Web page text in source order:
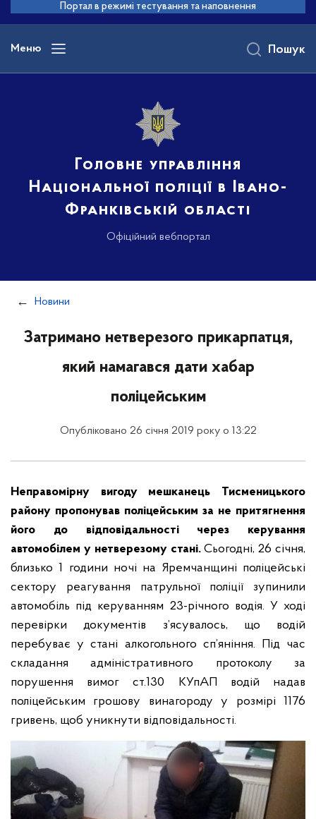
основного
вмісту
Портал в режимі тестування та наповнення
Меню
Головне управління
Національної поліції в Івано-
Франківській області
Офіційний вебпортал
Пошук
Новини
Затримано нетверезого прикарпатця,
який намагався дати хабар
поліцейським
Опубліковано 26 січня 2019 року о 13:22
Неправомірну вигоду мешканець Тисменицького
району пропонував поліцейським за не притягнення
його до відповідальності через керування
автомобілем у нетверезому стані. Сьогодні, 26 січня,
близько 1 години ночі на Яремчанщині поліцейські
сектору реагування патрульної поліції зупинили
автомобіль під керуванням 23-річного водія. У ході
перевірки документів з’ясувалось, що водій
перебуває у стані алкогольного сп’яніння. Під час
складання адміністративного протоколу за
порушення вимог ст.130 КУпАП водій надав
поліцейським грошову винагороду у розмірі 1176
гривень, щоб уникнути відповідальності.